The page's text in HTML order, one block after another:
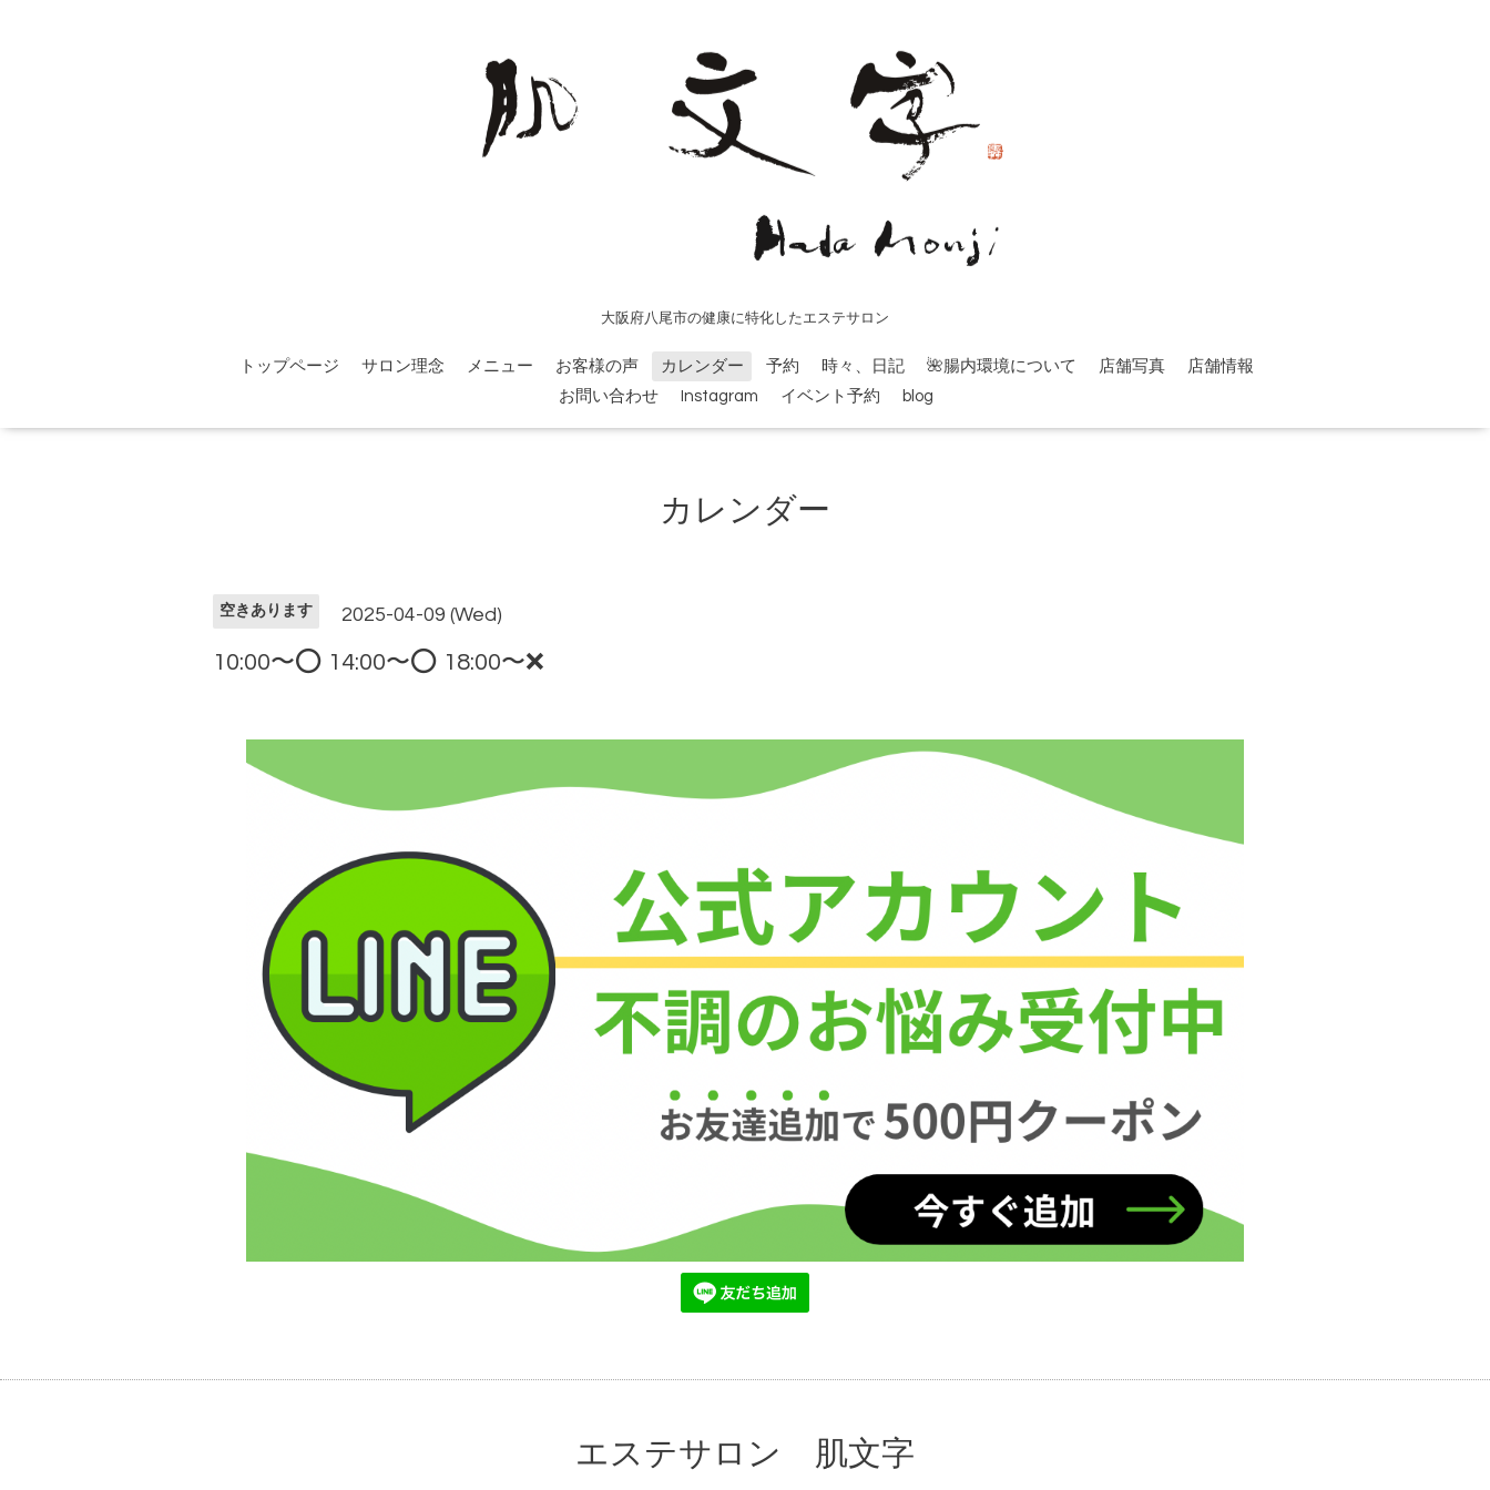
大阪府八尾市の健康に特化したエステサロン
トップページ サロン理念 メニュー お客様の声 カレンダー 予約 時々、日記 🌺腸内環境について 店舗写真
店舗情報
お問い合わせ
Instagram イベント予約 blog
カレンダー
空きあります 2025-04-09 (Wed)
10:00〜⭕️ 14:00〜⭕️ 18:00〜❌
エステサロン 肌文字